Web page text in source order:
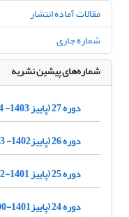
مقالات آماده انتشار
شماره جاری
شماره‌های پیشین نشریه
دوره 27 (پاییز 1403- 1404)
دوره 26 (پاییز1402- 1403)
دوره 25 (پاییز 1401-1402)
دوره 24 (پاییز1401-1400)